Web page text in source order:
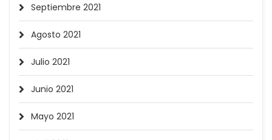
Septiembre 2021
Agosto 2021
Julio 2021
Junio 2021
Mayo 2021